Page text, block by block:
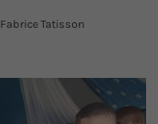
Fabrice Tatisson